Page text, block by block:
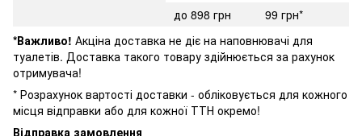
до 898 грн
99 грн*
*Важливо! Акціна доставка не діє на наповнювачі для
туалетів. Доставка такого товару здійнюється за рахунок
отримувача!
* Розрахунок вартості доставки - обліковується для кожного
місця відправки або для кожної ТТН окремо!
Відправка замовлення